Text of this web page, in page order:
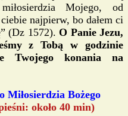
Mojego, od
najpierw, bo dałem ci
(Dz 1572). O Panie Jezu,
z Tobą w godzinie
Twojego konania na
Miłosierdzia Bożego
około 40 min)